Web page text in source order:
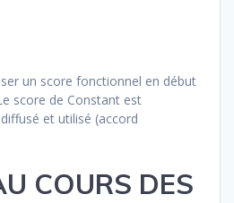
un score fonctionnel en début
score de Constant est
et utilisé (accord
COURS DES